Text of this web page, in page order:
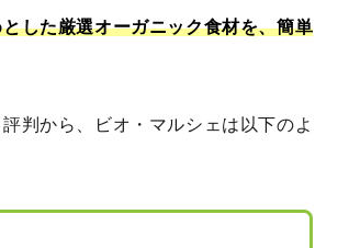
した厳選オーガニック食材を、簡単
判から、ビオ・マルシェは以下のよ